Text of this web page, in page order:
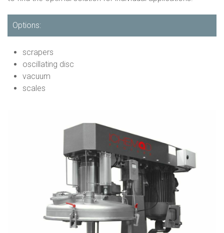
Options:
scrapers
oscillating disc
vacuum
scales